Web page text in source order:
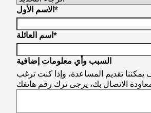
الاسم الأول*
اسم العائلة*
السبب وأي معلومات إضافية
يمكننا تقديم المساعدة، وإذا كنت ترغب